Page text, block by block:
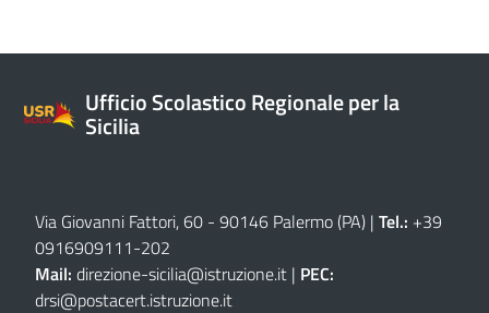
Ufficio Scolastico Regionale per la
Sicilia
Via Giovanni Fattori, 60 - 90146 Palermo (PA) | Tel.: +39
0916909111-202
Mail: direzione-sicilia@istruzione.it | PEC:
drsi@postacert.istruzione.it